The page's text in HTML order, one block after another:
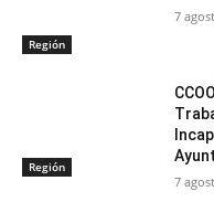
Región
7
Región
7